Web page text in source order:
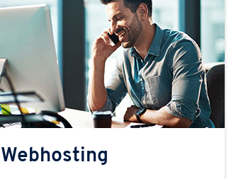
Webhosting